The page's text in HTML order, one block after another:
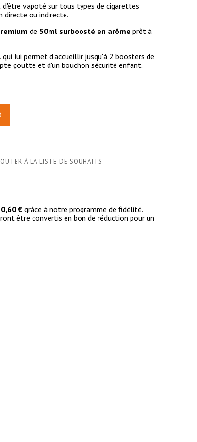
d'être vapoté sur tous types de cigarettes
directe ou indirecte.
de 50ml surboosté en arôme prêt à
qui lui permet d'accueillir jusqu'à 2 boosters de
goutte et d'un bouchon sécurité enfant.
À LA LISTE DE SOUHAITS
0,60 € grâce à notre programme de fidélité.
être convertis en bon de réduction pour un